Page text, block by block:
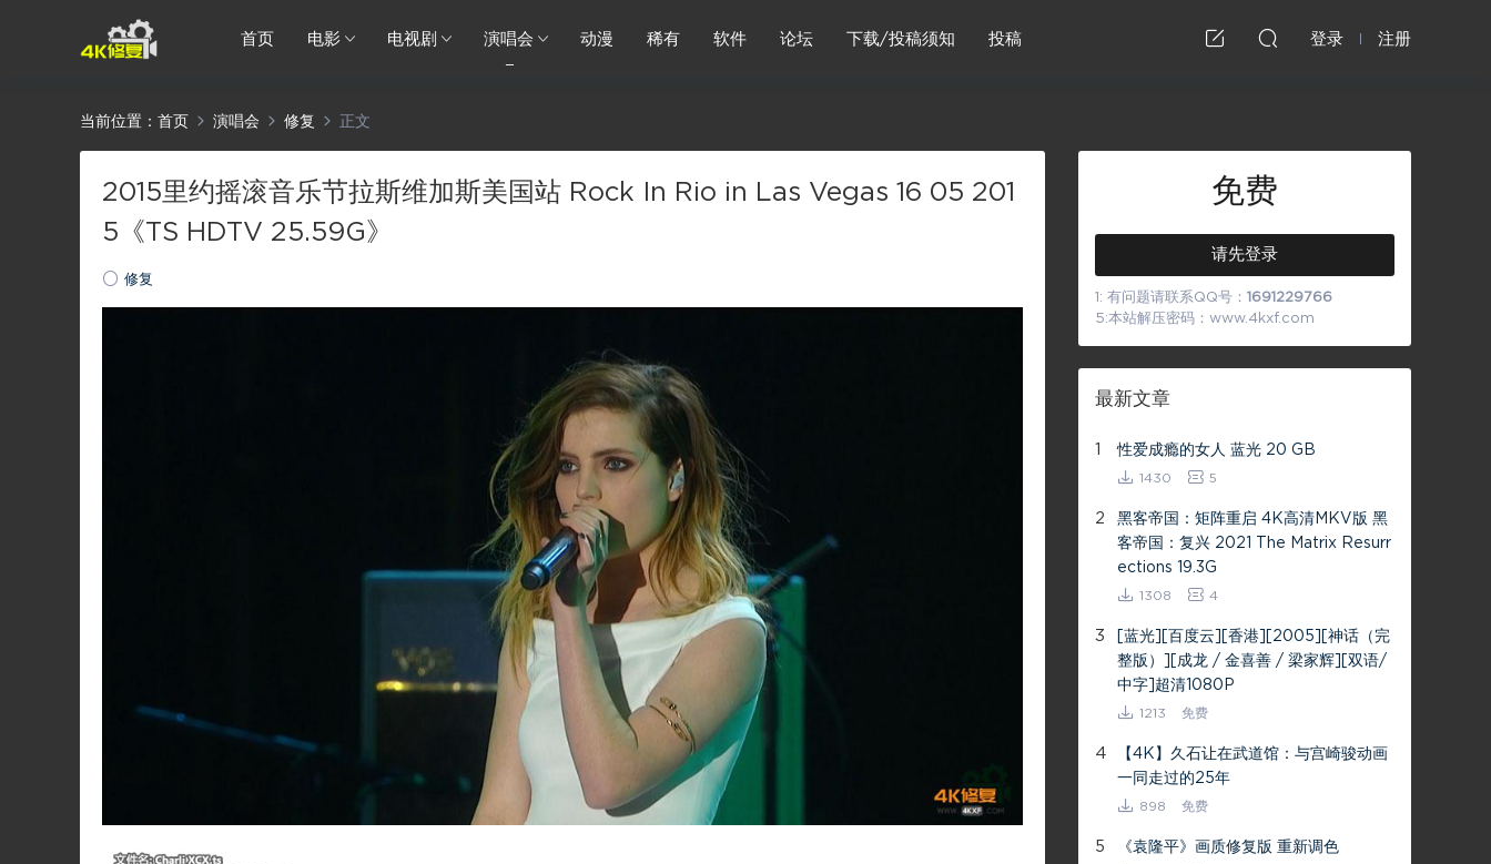
首页 电影 电视剧 演唱会 动漫 稀有 软件 论坛 下载/投稿须知 投稿 登录 注册
当前位置： 首页 演唱会 修复 正文
2015里约摇滚音乐节拉斯维加斯美国站 Rock In Rio in Las Vegas 16 05 201
5《TS HDTV 25.59G》
修复
免费
请先登录
1: 有问题请联系QQ号： 1691229766
5:本站解压密码：www.4kxf.com
最新文章
1 性爱成瘾的女人 蓝光 20 GB
1430 5
2
黑客帝国：矩阵重启 4K高清MKV版 黑
客帝国：复兴 2021 The Matrix Resurr
ections 19.3G
1308 4
3
[蓝光][百度云][香港][2005][神话（完
整版）][成龙 / 金喜善 / 梁家辉][双语/
中字]超清1080P
1213 免费
4
【4K】久石让在武道馆：与宫崎骏动画
一同走过的25年
898 免费
5 《袁隆平》画质修复版 重新调色